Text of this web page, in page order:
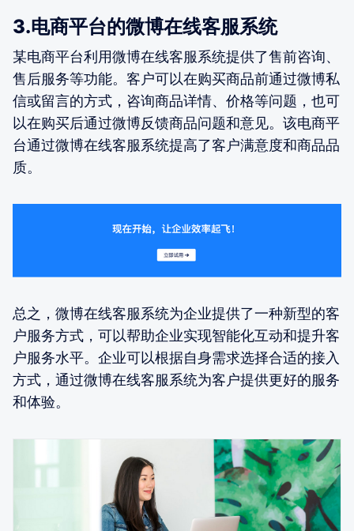
3.电商平台的微博在线客服系统
某电商平台利用微博在线客服系统提供了售前咨询、
售后服务等功能。客户可以在购买商品前通过微博私
信或留言的方式，咨询商品详情、价格等问题，也可
以在购买后通过微博反馈商品问题和意见。该电商平
台通过微博在线客服系统提高了客户满意度和商品品
质。
总之，微博在线客服系统为企业提供了一种新型的客
户服务方式，可以帮助企业实现智能化互动和提升客
户服务水平。企业可以根据自身需求选择合适的接入
方式，通过微博在线客服系统为客户提供更好的服务
和体验。